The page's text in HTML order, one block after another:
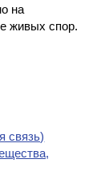
на
живых спор.
связь)